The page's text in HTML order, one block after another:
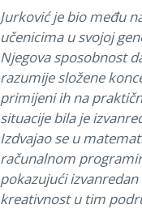
Jurković je bio među
učenicima u svojoj
Njegova sposobnost
razumije složene
primijeni ih na
situacije bila je
Izdvajao se u
računalnom
pokazujući
kreativnost u tim